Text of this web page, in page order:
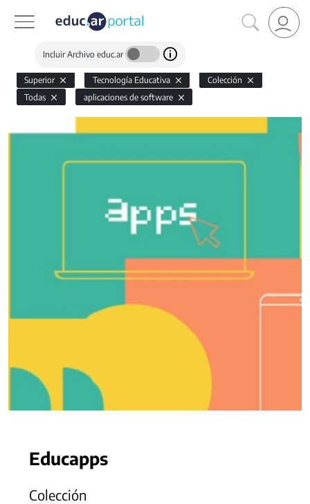
Incluir Archivo educ.ar
Superior Tecnología Educativa
Colección
Todas
aplicaciones de software
Educapps
Colección